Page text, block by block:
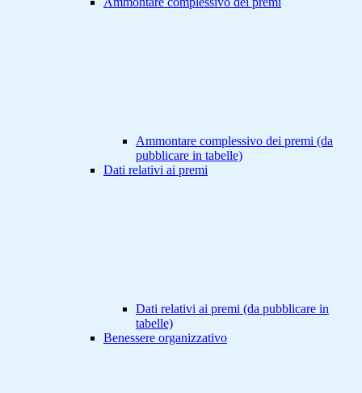
Ammontare complessivo dei premi (da
pubblicare in tabelle)
Dati relativi ai premi
Dati relativi ai premi (da pubblicare in
tabelle)
Benessere organizzativo